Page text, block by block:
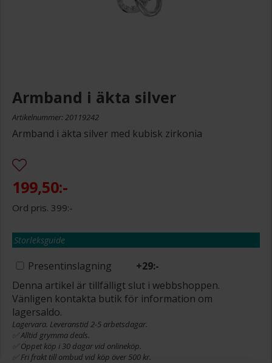
Armband i äkta silver
Artikelnummer: 20119242
Armband i äkta silver med kubisk zirkonia
199,50:-
399:-
Storleksguide
Presentinslagning +29:-
Denna artikel är tillfälligt slut i webbshoppen.
Vänligen kontakta butik för information om
lagersaldo.
Lagervara. Leveranstid 2-5 arbetsdagar.
✅ Alltid grymma deals.
✅ Öppet köp i 30 dagar vid onlineköp.
✅ Fri frakt till ombud vid köp över 500 kr.